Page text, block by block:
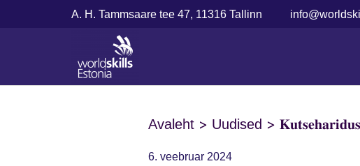
A. H. Tammsaare tee 47, 11316 Tallinn
Avaleht > Uudised >
6. veebruar 2024